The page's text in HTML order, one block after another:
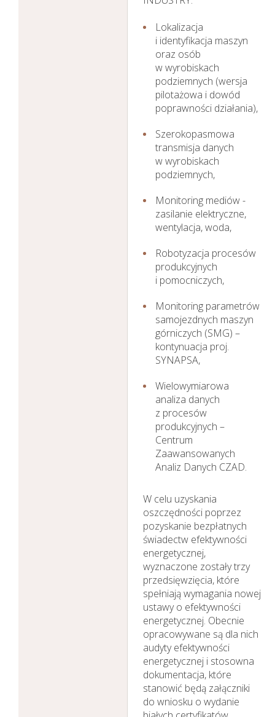
Lokalizacja
i identyfikacja maszyn
oraz osób
w wyrobiskach
podziemnych (wersja
pilotażowa i dowód
poprawności działania),
Szerokopasmowa
transmisja danych
w wyrobiskach
podziemnych,
Monitoring mediów -
zasilanie elektryczne,
wentylacja, woda,
Robotyzacja procesów
produkcyjnych
i pomocniczych,
Monitoring parametrów
samojezdnych maszyn
górniczych (SMG) –
kontynuacja proj.
SYNAPSA,
Wielowymiarowa
analiza danych
z procesów
produkcyjnych –
Centrum
Zaawansowanych
Analiz Danych CZAD.
W celu uzyskania
oszczędności poprzez
pozyskanie bezpłatnych
świadectw efektywności
energetycznej,
wyznaczone zostały trzy
przedsięwzięcia, które
spełniają wymagania nowej
ustawy o efektywności
energetycznej. Obecnie
opracowywane są dla nich
audyty efektywności
energetycznej i stosowna
dokumentacja, które
stanowić będą załączniki
do wniosku o wydanie